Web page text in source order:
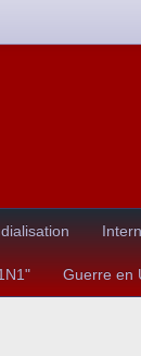
Guerre en